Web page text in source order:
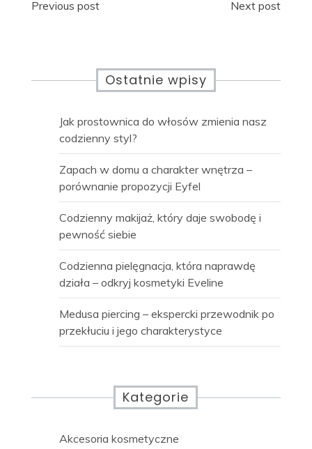
Nawigacja
Previous post Next post
Ostatnie wpisy
Jak prostownica do włosów zmienia nasz
codzienny styl?
Zapach w domu a charakter wnętrza –
porównanie propozycji Eyfel
Codzienny makijaż, który daje swobodę i
pewność siebie
Codzienna pielęgnacja, która naprawdę
działa – odkryj kosmetyki Eveline
Medusa piercing – ekspercki przewodnik po
przekłuciu i jego charakterystyce
Kategorie
Akcesoria kosmetyczne